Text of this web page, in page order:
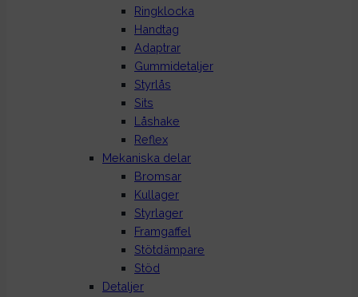
Ringklocka
Handtag
Adaptrar
Gummidetaljer
Styrlås
Sits
Låshake
Reflex
Mekaniska delar
Bromsar
Kullager
Styrlager
Framgaffel
Stötdämpare
Stöd
Detaljer